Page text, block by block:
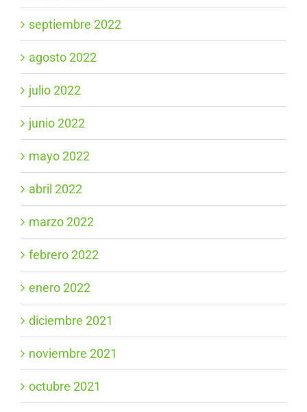
septiembre 2022
agosto 2022
julio 2022
junio 2022
mayo 2022
abril 2022
marzo 2022
febrero 2022
enero 2022
diciembre 2021
noviembre 2021
octubre 2021